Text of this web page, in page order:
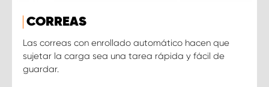
CORREAS
Las correas con enrollado automático hacen que
sujetar la carga sea una tarea rápida y fácil de
guardar.